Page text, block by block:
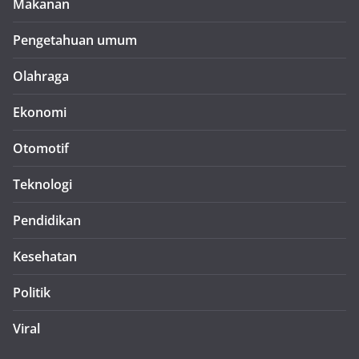
Makanan
Pengetahuan umum
Olahraga
Ekonomi
Otomotif
Teknologi
Pendidikan
Kesehatan
Politik
Viral